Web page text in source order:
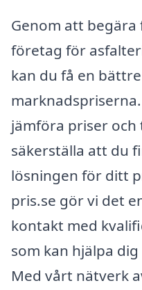
Genom att
företag för
kan du få en
jämföra priser
säkerställa att du
lösningen för ditt
pris.se gör vi det
kontakt med
som kan hjälpa
Med vårt nätverk